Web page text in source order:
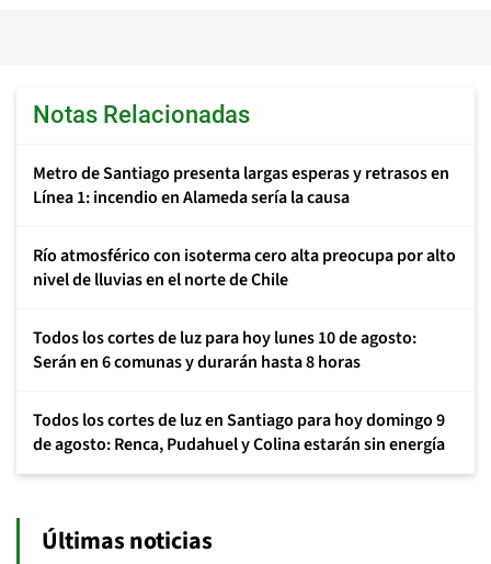
Notas Relacionadas
Metro de Santiago presenta largas esperas y retrasos en
Línea 1: incendio en Alameda sería la causa
Río atmosférico con isoterma cero alta preocupa por alto
nivel de lluvias en el norte de Chile
Todos los cortes de luz para hoy lunes 10 de agosto:
Serán en 6 comunas y durarán hasta 8 horas
Todos los cortes de luz en Santiago para hoy domingo 9
de agosto: Renca, Pudahuel y Colina estarán sin energía
Últimas noticias